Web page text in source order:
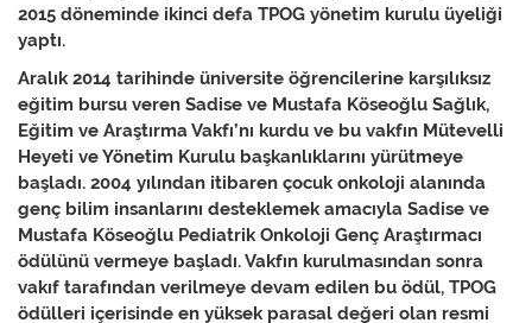
2015 döneminde ikinci defa TPOG yönetim kurulu üyeliği
yaptı.
Aralık 2014 tarihinde üniversite öğrencilerine karşılıksız
eğitim bursu veren Sadise ve Mustafa Köseoğlu Sağlık,
Eğitim ve Araştırma Vakfı’nı kurdu ve bu vakfın Mütevelli
Heyeti ve Yönetim Kurulu başkanlıklarını yürütmeye
başladı. 2004 yılından itibaren çocuk onkoloji alanında
genç bilim insanlarını desteklemek amacıyla Sadise ve
Mustafa Köseoğlu Pediatrik Onkoloji Genç Araştırmacı
ödülünü vermeye başladı. Vakfın kurulmasından sonra
vakıf tarafından verilmeye devam edilen bu ödül, TPOG
ödülleri içerisinde en yüksek parasal değeri olan resmi